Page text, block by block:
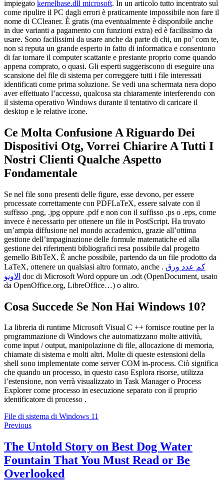
impiegato kernelbase.dll microsoft. In un articolo tutto incentrato sul
come ripulire il PC dagli errori è praticamente impossibile non fare il
nome di CCleaner. È gratis (ma eventualmente è disponibile anche
in due varianti a pagamento con funzioni extra) ed è facilissimo da
usare. Sono facilissimi da usare anche da parte di chi, un po’ com te,
non si reputa un grande esperto in fatto di informatica e consentono
di far tornare il computer scattante e prestante proprio come quando
appena comprato, o quasi. Gli esperti suggeriscono di eseguire una
scansione del file di sistema per correggere tutti i file interessati
identificati come prima soluzione. Se vedi una schermata nera dopo
aver effettuato l’accesso, qualcosa sta chiaramente interferendo con
il sistema operativo Windows durante il tentativo di caricare il
desktop e le relative icone.
Ce Molta Confusione A Riguardo Dei
Dispositivi Otg, Vorrei Chiarire A Tutti I
Nostri Clienti Qualche Aspetto
Fondamentale
Se nel file sono presenti delle figure, esse devono, per essere
processate correttamente con PDFLaTeX, essere salvate con il
suffisso .png, .jpg oppure .pdf e non con il suffisso .ps o .eps, come
invece è necessario per ottenere un file in PostScript. Ha trovato
un’ampia diffusione nel mondo accademico, grazie all’ottima
gestione dell’impaginazione delle formule matematiche ed alla
gestione dei riferimenti bibliografici resa possibile dal progetto
gemello BibTeX. È anche possibile, partendo da un file prodotto da
LaTeX, ottenere un qualsiasi altro formato, anche . كم عدد ورق
الاونو doc di Microsoft Word oppure un .odt (OpenDocument, usato
da OpenOffice.org, LibreOffice…) o altro.
Cosa Succede Se Non Hai Windows 10?
La libreria di runtime Microsoft Visual C ++ fornisce routine per la
programmazione di Windows che automatizzano molte attività,
come input / output, manipolazione di file, allocazione di memoria,
chiamate di sistema e molti altri. Molte di queste estensioni della
shell sono implementate come server COM in-process. Ciò significa
che quando un processo, in questo caso Esplora risorse, utilizza
l’estensione, non verrà visualizzato in Task Manager o Process
Explorer come processo in esecuzione separato con il proprio
identificatore di processo .
File di sistema di Windows 11
Navegação
de
Post
PreviousPrevious
The Untold Story on Best Dog Water
Fountain That You Must Read or Be
Overlooked